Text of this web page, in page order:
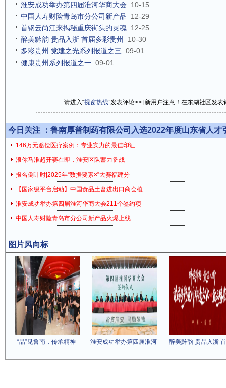
淮安成功举办第四届淮河华商大会 10-15
中国人寿财险青岛市分公司新产品
12-29
首钢云尚江来揭秘重庆街头的灵魂 12-25
醉美黔韵 贵品入浙 首届多彩贵州
10-30
多彩贵州 党建之光系列报道之三 09-01
健康贵州系列报道之一 09-01
请进入“视窗热线”发表评论>> [新用户注意！在东湖社区发表
今日关注 ： 鲁南厚普制药有限公司入选2022年度山东省人才
146万元赔偿医疗案例：专业实力的最佳印证
浪你马淮超开赛在即，淮安区队蓄力备战
报名倒计时|2025年“数据要素×”大赛福建分
【国家级平台启动】中国食品土畜进出口商会植
淮安成功举办第四届淮河华商大会211个签约项
中国人寿财险青岛市分公司新产品火爆上线
图片风向标
“品”见鲁南，传承精神 淮安成功举办第四届淮河 醉美黔韵 贵品入浙